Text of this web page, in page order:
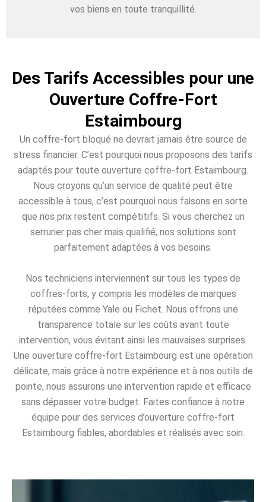
vos biens en toute tranquillité.
Des Tarifs Accessibles pour une
Ouverture Coffre-Fort
Estaimbourg
Un coffre-fort bloqué ne devrait jamais être source de
stress financier. C’est pourquoi nous proposons des tarifs
adaptés pour toute ouverture coffre-fort Estaimbourg.
Nous croyons qu’un service de qualité peut être
accessible à tous, c’est pourquoi nous faisons en sorte
que nos prix restent compétitifs. Si vous cherchez un
serrurier pas cher mais qualifié, nos solutions sont
parfaitement adaptées à vos besoins.
Nos techniciens interviennent sur tous les types de
coffres-forts, y compris les modèles de marques
réputées comme Yale ou Fichet. Nous offrons une
transparence totale sur les coûts avant toute
intervention, vous évitant ainsi les mauvaises surprises.
Une ouverture coffre-fort Estaimbourg est une opération
délicate, mais grâce à notre expérience et à nos outils de
pointe, nous assurons une intervention rapide et efficace
sans dépasser votre budget. Faites confiance à notre
équipe pour des services d’ouverture coffre-fort
Estaimbourg fiables, abordables et réalisés avec soin.